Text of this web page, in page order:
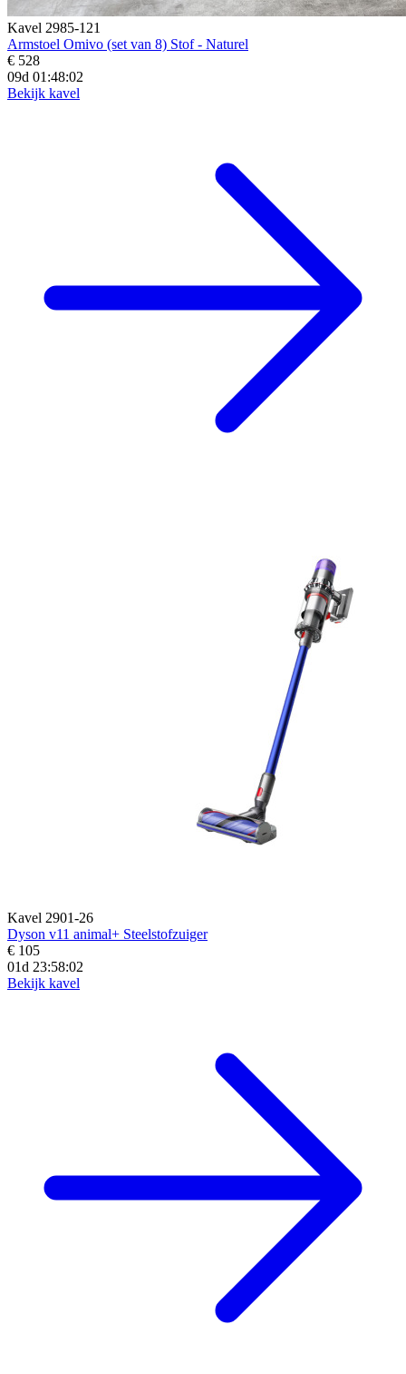
Kavel 2985-121
Armstoel Omivo (set van 8) Stof - Naturel
€ 528
09d 01:48:00
Bekijk kavel
Kavel 2901-26
Dyson v11 animal+ Steelstofzuiger
€ 105
01d 23:58:00
Bekijk kavel